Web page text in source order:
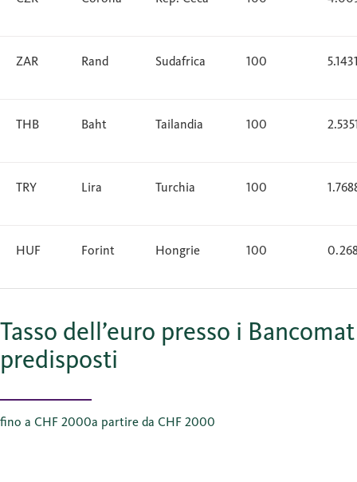
ZAR Rand Sudafrica 100
THB Baht Tailandia 100
TRY Lira Turchia 100
HUF Forint Hongrie 100
Tasso dell’euro presso i Bancomat
predisposti
fino a CHF 2000a partire da CHF 2000